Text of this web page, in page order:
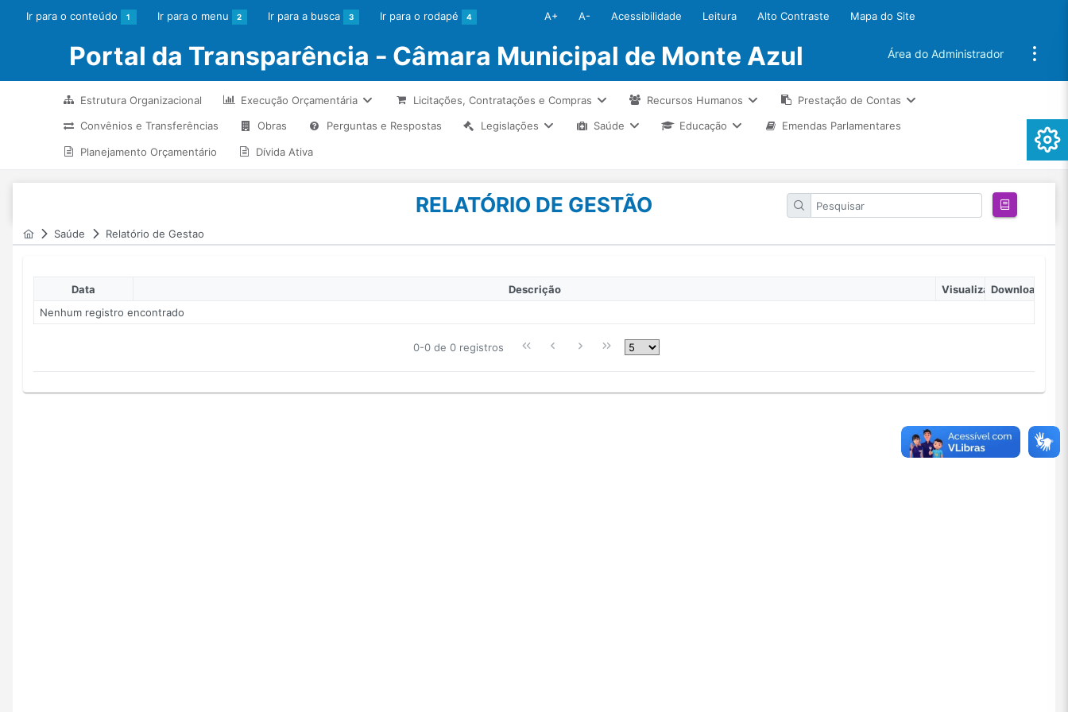
Ir para o conteúdo 1 Ir para o menu 2 Ir para a busca 3 Ir para o rodapé 4 A+ A- Acessibilidade Leitura Alto Contraste Mapa do Site
Portal da Transparência - Câmara Municipal de Monte Azul Área do Administrador
Estrutura Organizacional Execução Orçamentária Licitações, Contratações e Compras Recursos Humanos Prestação de Contas
Convênios e Transferências Obras Perguntas e Respostas Legislações Saúde Educação Emendas Parlamentares
Planejamento Orçamentário Dívida Ativa
RELATÓRIO DE GESTÃO
Saúde Relatório de Gestao
Data Descrição VisualizarDownload
Nenhum registro encontrado
0-0 de 0 registros